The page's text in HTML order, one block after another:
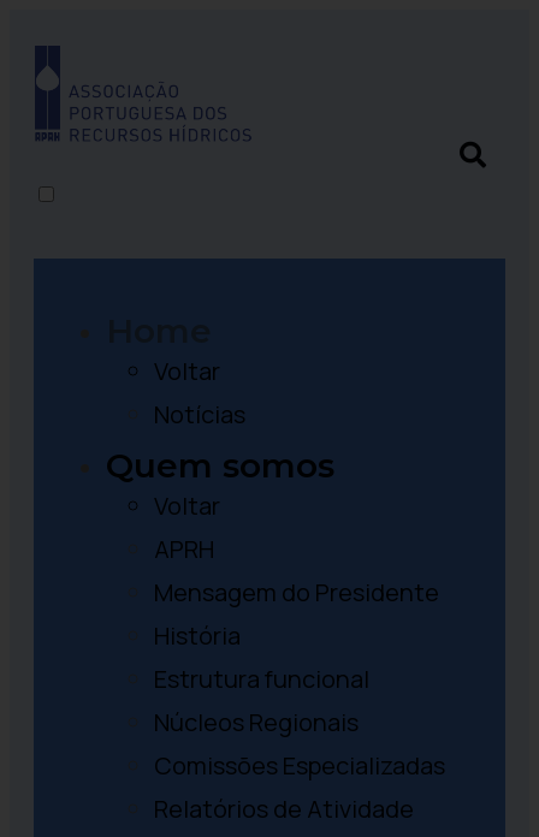
Voltar
Notícias
Quem somos
Voltar
APRH
Mensagem do Presidente
História
Estrutura funcional
Núcleos Regionais
Comissões Especializadas
Relatórios de Atividade